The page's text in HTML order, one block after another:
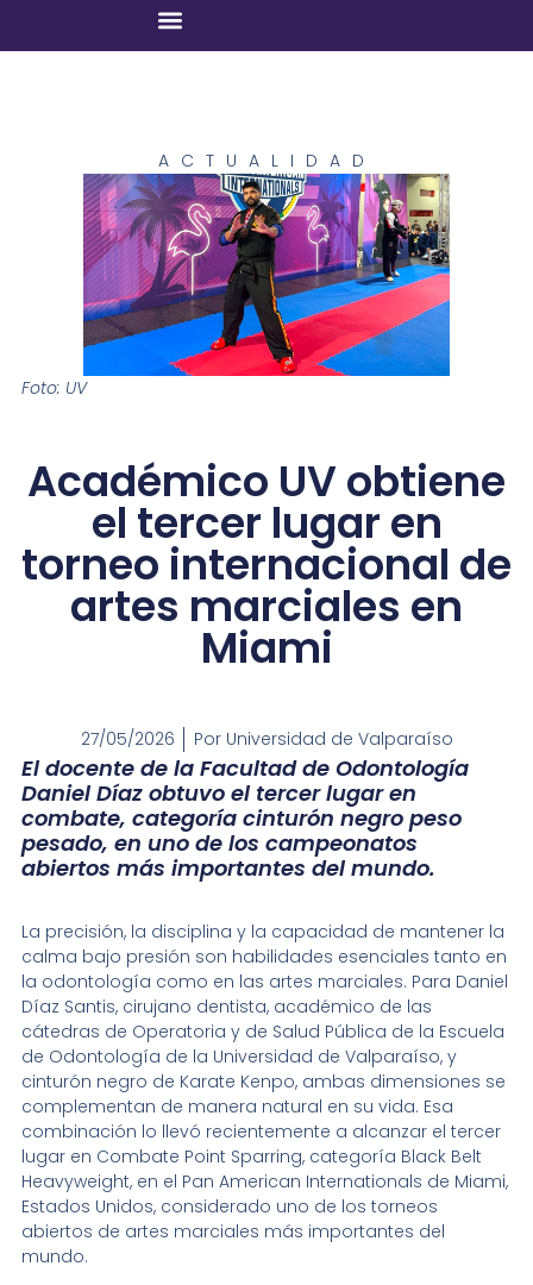
ACTUALIDAD
Foto: UV
Académico UV obtiene
el tercer lugar en
torneo internacional de
artes marciales en
Miami
27/05/2026 PorUniversidad de Valparaíso
El docente de la Facultad de Odontología
Daniel Díaz obtuvo el tercer lugar en
combate, categoría cinturón negro peso
pesado, en uno de los campeonatos
abiertos más importantes del mundo.
La precisión, la disciplina y la capacidad de mantener la
calma bajo presión son habilidades esenciales tanto en
la odontología como en las artes marciales. Para Daniel
Díaz Santis, cirujano dentista, académico de las
cátedras de Operatoria y de Salud Pública de la Escuela
de Odontología de la Universidad de Valparaíso, y
cinturón negro de Karate Kenpo, ambas dimensiones se
complementan de manera natural en su vida. Esa
combinación lo llevó recientemente a alcanzar el tercer
lugar en Combate Point Sparring, categoría Black Belt
Heavyweight, en el Pan American Internationals de Miami,
Estados Unidos, considerado uno de los torneos
abiertos de artes marciales más importantes del
mundo.